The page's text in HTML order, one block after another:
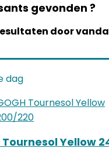
gevonden ?
door
dag
Tournesol Yellow